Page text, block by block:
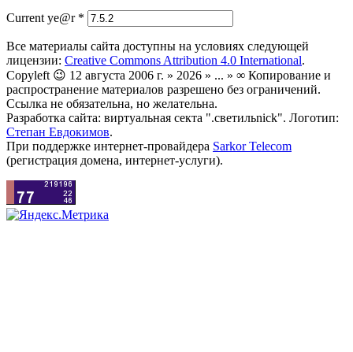
Current ye@r *
Все материалы сайта доступны на условиях следующей
лицензии: Creative Commons Attribution 4.0 International.
Copyleft 😉 12 августа 2006 г. » 2026 » ... » ∞ Копирование и
распространение материалов разрешено без ограничений.
Ссылка не обязательна, но желательна.
Разработка сайта: виртуальная секта ".светильnick". Логотип:
Степан Евдокимов.
При поддержке интернет-провайдера Sarkor Telecom
(регистрация домена, интернет-услуги).